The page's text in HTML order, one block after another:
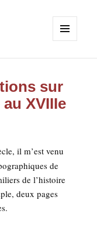
ET
sur
XVIIIe
il m’est venu
de
de l’histoire
deux pages